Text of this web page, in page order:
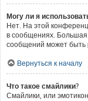
Могу ли я
Нет. На этой
в сообщениях.
сообщений может быть
Вернуться к началу
Что такое смайлики?
Смайлики, или